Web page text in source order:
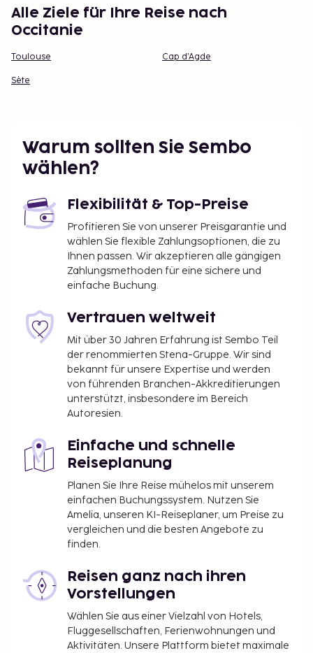
Alle Ziele für Ihre Reise nach
Occitanie
Toulouse Cap d’Agde
Sète
Warum sollten Sie Sembo
wählen?
Flexibilität & Top-Preise
Profitieren Sie von unserer Preisgarantie und
wählen Sie flexible Zahlungsoptionen, die zu
Ihnen passen. Wir akzeptieren alle gängigen
Zahlungsmethoden für eine sichere und
einfache Buchung.
Vertrauen weltweit
Mit über 30 Jahren Erfahrung ist Sembo Teil
der renommierten Stena-Gruppe. Wir sind
bekannt für unsere Expertise und werden
von führenden Branchen-Akkreditierungen
unterstützt, insbesondere im Bereich
Autoresien.
Einfache und schnelle
Reiseplanung
Planen Sie Ihre Reise mühelos mit unserem
einfachen Buchungssystem. Nutzen Sie
Amelia, unseren KI-Reiseplaner, um Preise zu
vergleichen und die besten Angebote zu
finden.
Reisen ganz nach ihren
Vorstellungen
Wählen Sie aus einer Vielzahl von Hotels,
Fluggesellschaften, Ferienwohnungen und
Aktivitäten. Unsere Plattform bietet maximale